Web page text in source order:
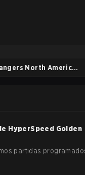
North America
HyperSpeed Golden
partidas